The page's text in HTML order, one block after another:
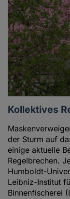
Kollektives
der Sturm auf
einige aktuelle
Regelbrechen.
Humboldt-
Leibniz-Institut
Binnenfischerei